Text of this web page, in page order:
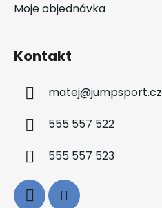
Moje objednávka
Kontakt
matej@jumpsport.cz
555 557 522
555 557 523